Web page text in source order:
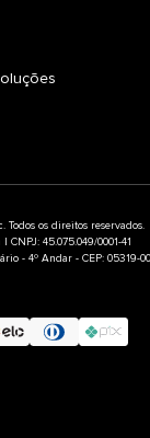
os direitos reservados.
45.075.049/0001-41
- 4º Andar - CEP: 05319-